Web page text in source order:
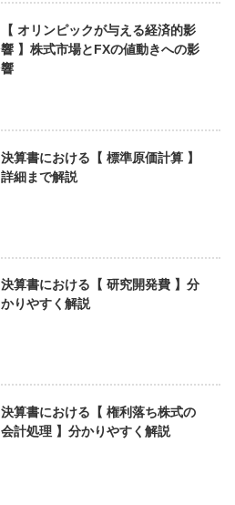
【 オリンピックが与える経済的影
響 】株式市場とFXの値動きへの影
響
決算書における【 標準原価計算 】
詳細まで解説
決算書における【 研究開発費 】分
かりやすく解説
決算書における【 権利落ち株式の
会計処理 】分かりやすく解説